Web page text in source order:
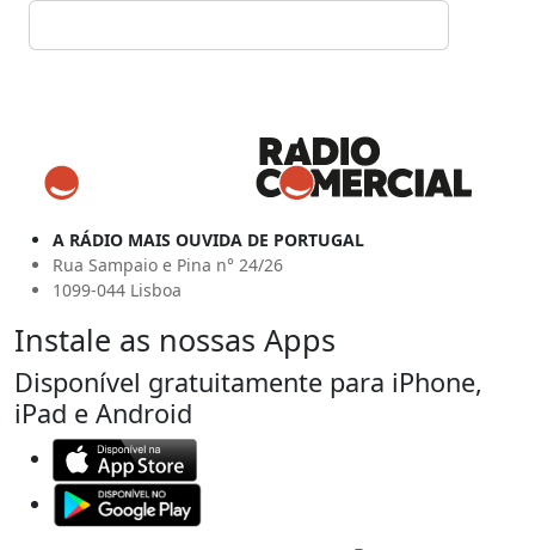
A RÁDIO MAIS OUVIDA DE PORTUGAL
Rua Sampaio e Pina n° 24/26
1099-044 Lisboa
Instale as nossas Apps
Disponível gratuitamente para iPhone,
iPad e Android